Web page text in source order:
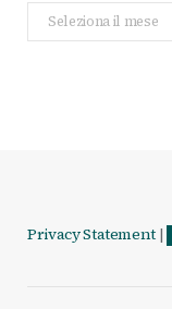
Archivio
Articoli
Privacy Statement |